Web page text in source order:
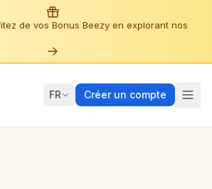
de vos Bonus Beezy en explorant nos
FR Créer un compte